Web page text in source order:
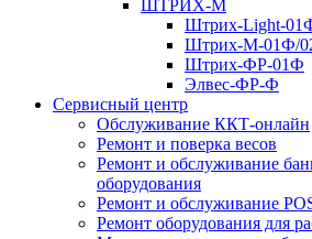
ШТРИХ-М
Штрих-Light-
Штрих-М-01Ф/
Штрих-ФР-01Ф
Элвес-ФР-Ф
Сервисный центр
Обслуживание ККТ-онлайн
Ремонт и поверка весов
Ремонт и обслуживание
оборудования
Ремонт и обслуживание
Ремонт оборудования для